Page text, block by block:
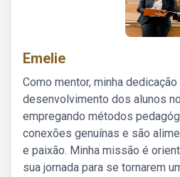
Emelie
Como mentor, minha
desenvolvimento dos alunos
empregando métodos
conexões genuínas e são
e paixão. Minha missão é
sua jornada para se tornarem